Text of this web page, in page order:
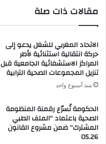
مقالات ذات صلة
الاتحاد المغربي للشغل يدعو إلى
حركة انتقالية استثنائية لأطر
المراكز الاستشفائية الجامعية قبل
تنزيل المجموعات الصحية الترابية
منذ أسبوع واحد
الحكومة تُسرّع رقمنة المنظومة
الصحية باعتماد “الملف الطبي
المشترك” ضمن مشروع القانون
05.26